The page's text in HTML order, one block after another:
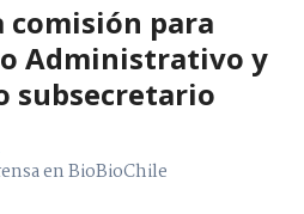
comisión para
Administrativo y
subsecretario
en BioBioChile